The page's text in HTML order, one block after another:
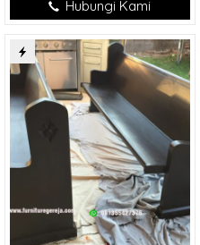
Hubungi Kami
ibu ruth jakarta(JAKARTA)